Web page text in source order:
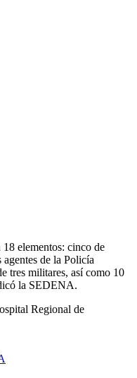
18 elementos: cinco de
de la Policía
tres militares, así como 10
la SEDENA.
Regional de